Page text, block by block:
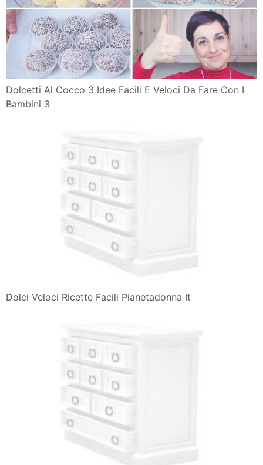
Dolcetti Al Cocco 3 Idee Facili E Veloci Da Fare Con I
Bambini 3
Dolci Veloci Ricette Facili Pianetadonna It